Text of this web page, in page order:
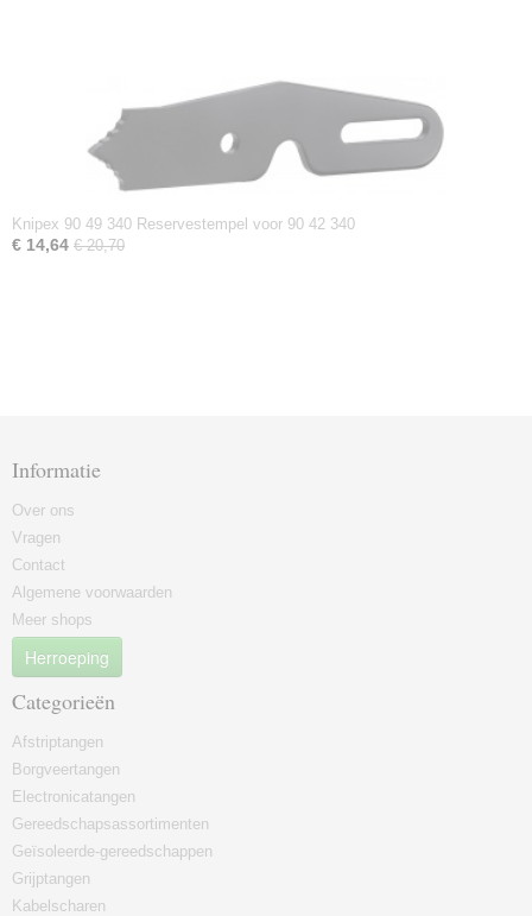
Knipex 90 49 340 Reservestempel voor 90 42 340
€ 14,64 € 20,70
Informatie
Over ons
Vragen
Contact
Algemene voorwaarden
Meer shops
Herroeping
Categorieën
Afstriptangen
Borgveertangen
Electronicatangen
Gereedschapsassortimenten
Geïsoleerde-gereedschappen
Grijptangen
Kabelscharen